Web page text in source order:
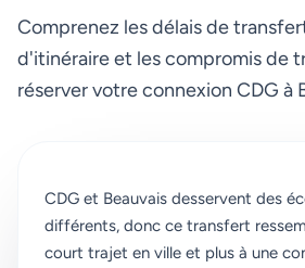
Comprenez les délais de
d'itinéraire et les compromis de
réserver votre connexion CDG à
CDG et Beauvais desservent des
différents, donc ce transfert
court trajet en ville et plus à une